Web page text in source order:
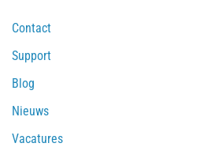
Contact
Support
Blog
Nieuws
Vacatures